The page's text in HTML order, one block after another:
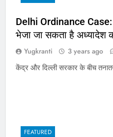
Delhi Ordinance Case:
भेजा जा सकता है अध्यादेश
Yugkranti 3 years ago
केंद्र और दिल्ली सरकार के बीच
FEATURED